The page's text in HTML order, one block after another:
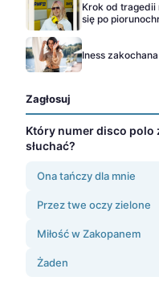
Krok od tragedii
się po
Iness
Zagłosuj
Który numer disco polo
słuchać?
Ona tańczy dla mnie
Przez twe oczy zielone
Miłość w Zakopanem
Żaden